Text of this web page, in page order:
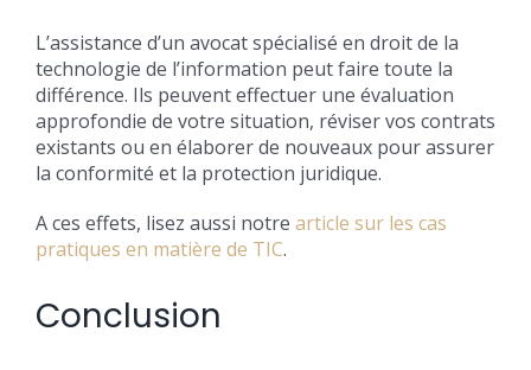
L’assistance d’un avocat spécialisé en droit de la
technologie de l’information peut faire toute la
différence. Ils peuvent effectuer une évaluation
approfondie de votre situation, réviser vos contrats
existants ou en élaborer de nouveaux pour assurer
la conformité et la protection juridique.
A ces effets, lisez aussi notre article sur les cas
pratiques en matière de TIC.
Conclusion